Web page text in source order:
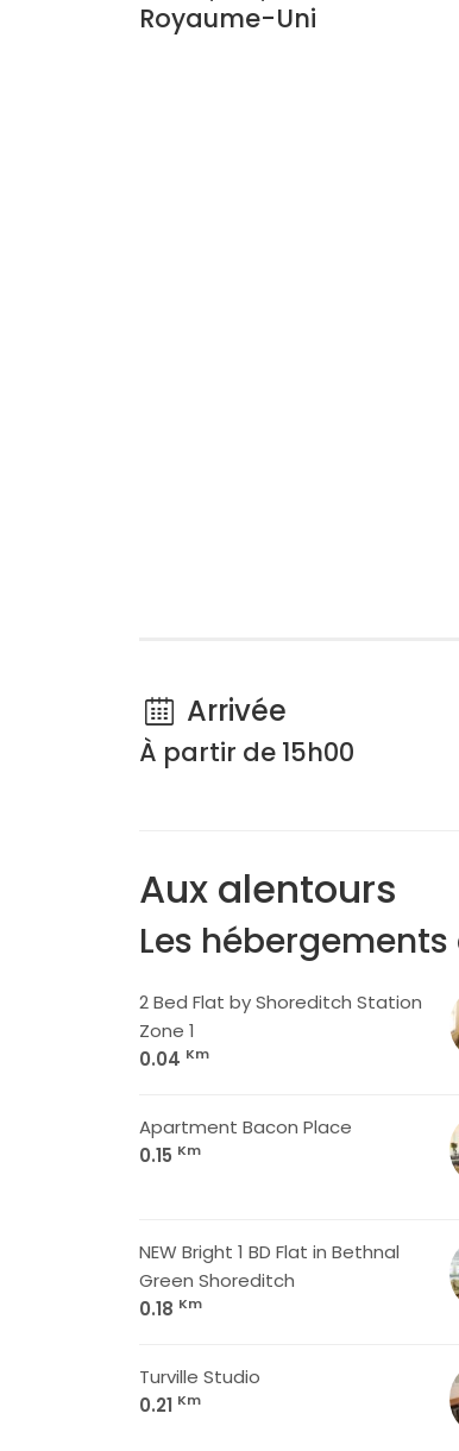
Royaume-Uni
Arrivée
À partir de 15h00
Aux alentours
Les
2 Bed Flat by Shoreditch Station
Zone 1
0.04 Km
Apartment Bacon Place
0.15 Km
NEW Bright 1 BD Flat in Bethnal
Green Shoreditch
0.18 Km
Turville Studio
0.21 Km